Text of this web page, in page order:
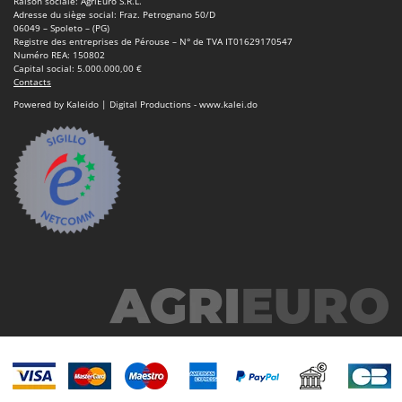
Scies alternatives à batterie
Scies de jardin télescopiques
Sécateurs électriques à batterie
Sécateurs et Échenilloirs manuels
Sécateurs pneumatiques
Semoirs et Épandeurs d'engrais
Socs pour tracteur
Souffleurs aspirateurs pour Feuilles
Soufreuses - Poudreuses à dos
Taille-haies
Taille-haies à bras pour tracteur
Tondeuses à Gazon
Intex
Italyco
ITM
J
K
KAAZ
Karcher
Kasco
KitchenAid
Komo
L Laica
Adresse du siège social: Fraz. Petrognano 50/D
06049 – Spoleto – (PG)
Registre des entreprises de Pérouse – N° de TVA IT01629170547
Numéro REA: 150802
Capital social: 5.000.000,00 €
Contacts
Powered by Kaleido | Digital Productions - www.kalei.do